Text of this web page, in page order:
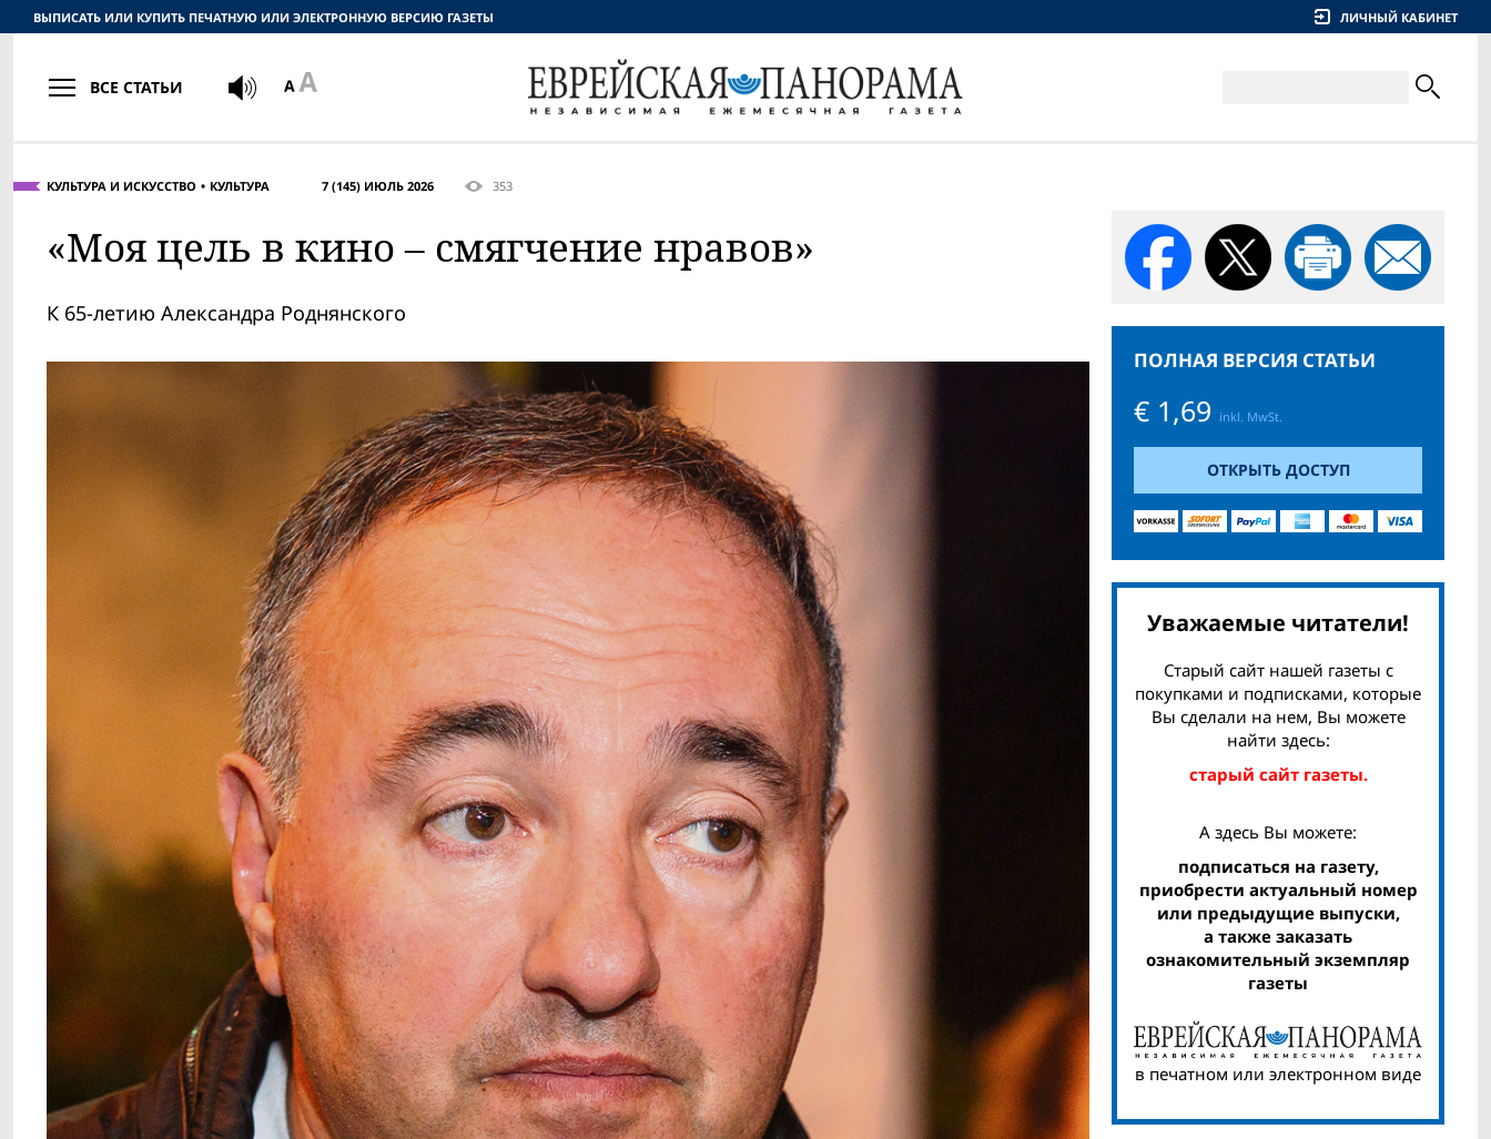
КУЛЬТУРА И ИСКУССТВО КУЛЬТУРА 7 (145) ИЮЛЬ 2026 353
«Моя цель в кино – смягчение нравов»
К 65-летию Александра Роднянского
ПОЛНАЯ ВЕРСИЯ СТАТЬИ
€ 1,69 inkl. MwSt.
ОТКРЫТЬ ДОСТУП
Уважаемые читатели!
Старый сайт нашей газеты с
покупками и подписками, которые
Вы сделали на нем, Вы можете
найти здесь:
старый сайт газеты.
А здесь Вы можете:
подписаться на газету,
приобрести актуальный номер
или предыдущие выпуски,
а также заказать
ознакомительный экземпляр
газеты
в печатном или электронном виде
ВЫПИСАТЬ ИЛИ КУПИТЬ ПЕЧАТНУЮ ИЛИ ЭЛЕКТРОННУЮ ВЕРСИЮ ГАЗЕТЫ ЛИЧНЫЙ КАБИНЕТ
ВСЕ СТАТЬИ